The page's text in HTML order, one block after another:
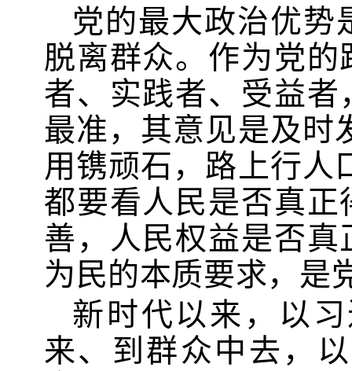
党的最大政治优势
脱离群众。作为党
者、实践者、受益
最准，其意见是及时
用镌顽石，路上行人
都要看人民是否真
善，人民权益是否
为民的本质要求，是
新时代以来，以
来、到群众中去，